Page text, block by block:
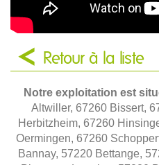
Retour à la liste
Notre exploitation est
Altwiller, 67260 Bissert,
Herbitzheim, 67260
Oermingen, 67260
Bannay, 57220 Bettange,